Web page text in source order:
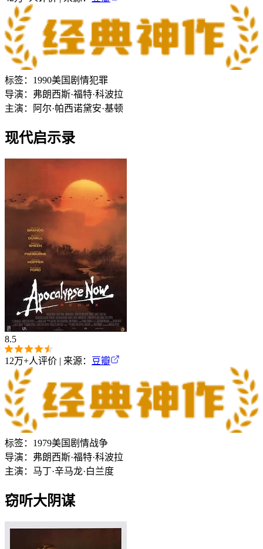
标签： 1990美国 剧情犯罪
导演： 弗朗西斯·福特·科波拉
主演：
阿尔·帕西诺黛安·基顿
现代启示录
8.5
12万+人评价 | 来源： 豆瓣
标签： 1979美国 剧情战争
导演： 弗朗西斯·福特·科波拉
主演： 马丁·辛马龙·白兰度
窃听大阴谋